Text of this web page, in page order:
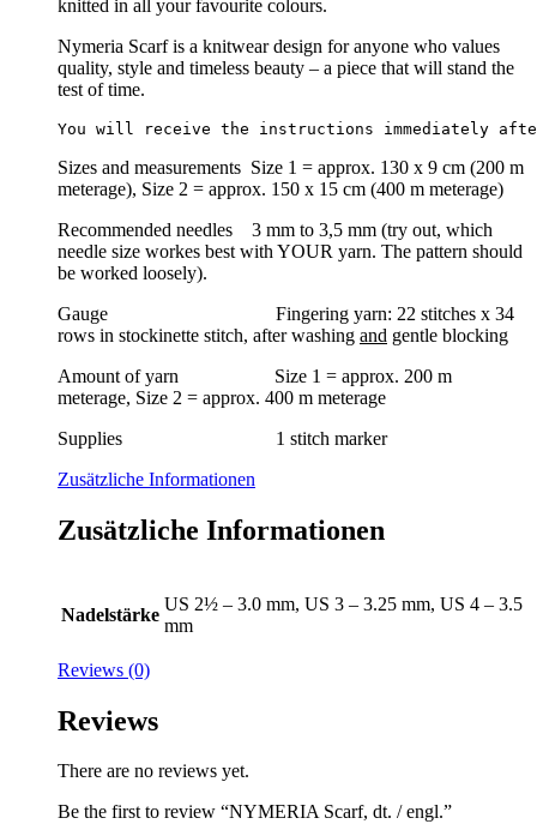
knitted in all your favourite colours.
Nymeria Scarf is a knitwear design for anyone who values
quality, style and timeless beauty – a piece that will stand the
test of time.
You will receive the instructions immediately
Sizes and measurements Size 1 = approx. 130 x 9 cm (200 m
meterage), Size 2 = approx. 150 x 15 cm (400 m meterage)
Recommended needles 3 mm to 3,5 mm (try out, which
needle size workes best with YOUR yarn. The pattern should
be worked loosely).
Gauge Fingering yarn: 22 stitches x 34
rows in stockinette stitch, after washing and gentle blocking
Amount of yarn Size 1 = approx. 200 m
meterage, Size 2 = approx. 400 m meterage
Supplies 1 stitch marker
Zusätzliche Informationen
Zusätzliche Informationen
Nadelstärke
US 2½ – 3.0 mm, US 3 – 3.25 mm, US 4 – 3.5
mm
Reviews (0)
Reviews
There are no reviews yet.
Be the first to review “NYMERIA Scarf, dt. / engl.”